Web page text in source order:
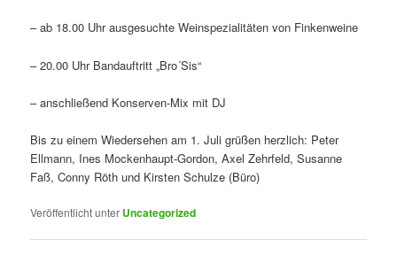
– ab 18.00 Uhr ausgesuchte Weinspezialitäten von Finkenweine
– 20.00 Uhr Bandauftritt „Bro´Sis“
– anschließend Konserven-Mix mit DJ
Bis zu einem Wiedersehen am 1. Juli grüßen herzlich: Peter
Ellmann, Ines Mockenhaupt-Gordon, Axel Zehrfeld, Susanne
Faß, Conny Röth und Kirsten Schulze (Büro)
Veröffentlicht unter Uncategorized